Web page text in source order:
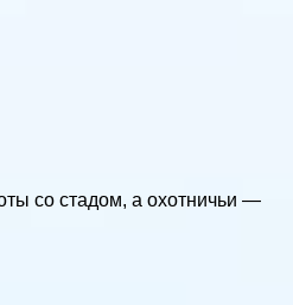
со стадом, а охотничьи —